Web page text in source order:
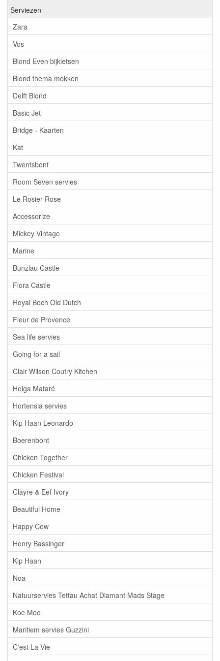
Serviezen
Zara
Vos
Blond Even bijkletsen
Blond thema mokken
Delft Blond
Basic Jet
Bridge - Kaarten
Kat
Twentsbont
Room Seven servies
Le Rosier Rose
Accessorize
Mickey Vintage
Marine
Bunzlau Castle
Flora Castle
Royal Boch Old Dutch
Fleur de Provence
Sea life servies
Going for a sail
Clair Wilson Coutry Kitchen
Helga Mataré
Hortensia servies
Kip Haan Leonardo
Boerenbont
Chicken Together
Chicken Festival
Clayre & Eef Ivory
Beautiful Home
Happy Cow
Henry Bassinger
Kip Haan
Noa
Natuurservies Tettau Achat Diamant Mads Stage
Koe Moo
Maritiem servies Guzzini
C'est La Vie